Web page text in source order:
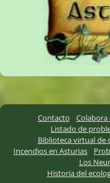
Contacto Colabora
Listado de
Biblioteca virtual de
Incendios en Asturias
Los
Historia del